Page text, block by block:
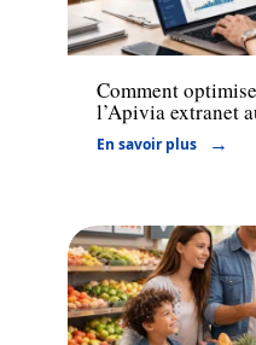
Actu
Comment
l’Apivia extranet
En savoir plus